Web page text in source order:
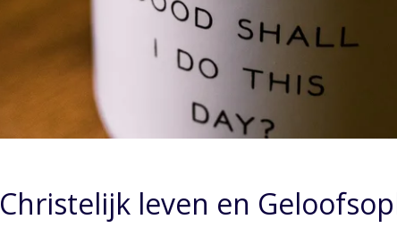
Christelijk leven en